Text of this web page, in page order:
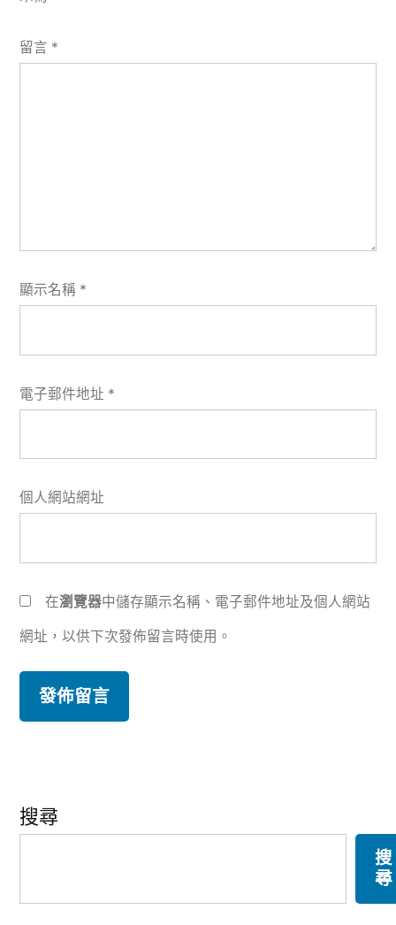
留言 *
顯示名稱 *
電子郵件地址 *
個人網站網址
在瀏覽器中儲存顯示名稱、電子郵件地址及個人網站
網址，以供下次發佈留言時使用。
搜尋
搜
尋